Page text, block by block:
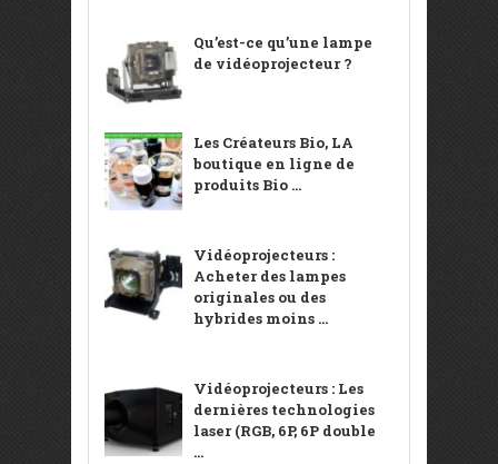
Qu’est-ce qu’une lampe
de vidéoprojecteur ?
Les Créateurs Bio, LA
boutique en ligne de
produits Bio ...
Vidéoprojecteurs :
Acheter des lampes
originales ou des
hybrides moins ...
Vidéoprojecteurs : Les
dernières technologies
laser (RGB, 6P, 6P double
...